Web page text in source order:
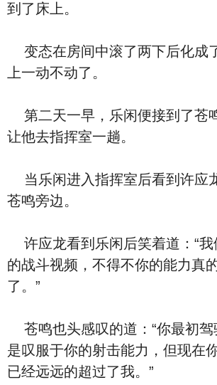
到了床上。
变态在房间中滚了两下后化成
上一动不动了。
第二天一早，乐闲便接到了苍
让他去指挥室一趟。
当乐闲进入指挥室后看到许应
苍鸣旁边。
许应龙看到乐闲后笑着道：“我
的战斗视频，不得不你的能力真
了。”
苍鸣也头感叹的道：“你最初驾
是叹服于你的射击能力，但现在
已经远远的超过了我。”